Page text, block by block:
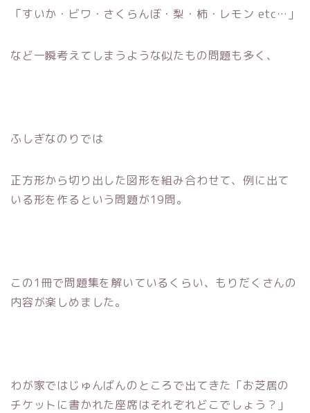
「すいか・ビワ・さくらんぼ・梨・柿・レモン etc…」
など一瞬考えてしまうような似たもの問題も多く、
ふしぎなのりでは
正方形から切り出した図形を組み合わせて、例に出て
いる形を作るという問題が19問。
この1冊で問題集を解いているくらい、もりだくさんの
内容が楽しめました。
わが家ではじゅんばんのところで出てきた「お芝居の
チケットに書かれた座席はそれぞれどこでしょう？」